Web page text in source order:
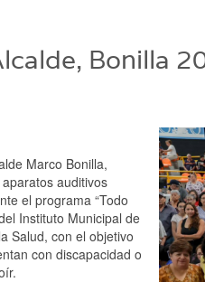
Bonilla
Marco Bonilla,
auditivos
el programa “Todo
Instituto Municipal de
Salud, con el objetivo
con discapacidad o